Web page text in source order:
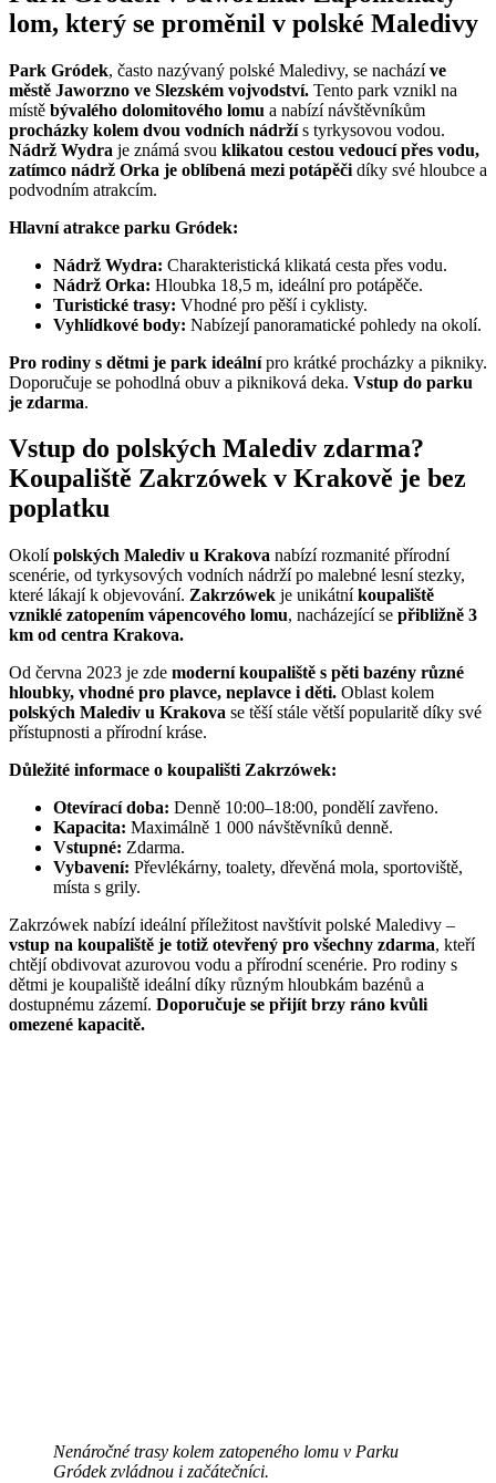
lom, který se proměnil v polské Maledivy
Park Gródek, často nazývaný polské Maledivy, se nacházíve
městě Jaworzno ve Slezském vojvodství. Tento park vznikl na
místě bývalého dolomitového lomu a nabízí návštěvníkům
procházky kolem dvou vodních nádržís tyrkysovou vodou.
Nádrž Wydra je známá svou klikatou cestou vedoucí přes vodu,
zatímco nádrž Orka je oblíbená mezi potápěči díky své hloubce a
podvodním atrakcím.
Hlavní atrakce parku Gródek:
Nádrž Wydra: Charakteristická klikatá cesta přes vodu.
Nádrž Orka: Hloubka 18,5 m, ideální pro potápěče.
Turistické trasy: Vhodné pro pěší i cyklisty.
Vyhlídkové body: Nabízejí panoramatické pohledy na okolí.
Pro rodiny s dětmi je park ideálnípro krátké procházky a pikniky.
Doporučuje se pohodlná obuv a pikniková deka. Vstup do parku
je zdarma.
Vstup do polských Malediv zdarma?
Koupaliště Zakrzówek v Krakově je bez
poplatku
Okolípolských Malediv u Krakova nabízí rozmanité přírodní
scenérie, od tyrkysových vodních nádrží po malebné lesní stezky,
které lákají k objevování. Zakrzówek je unikátníkoupaliště
vzniklé zatopením vápencového lomu, nacházející se přibližně 3
km od centra Krakova.
Od června 2023 je zde moderní koupaliště s pěti bazény různé
hloubky, vhodné pro plavce, neplavce i děti. Oblast kolem
polských Malediv u Krakova se těší stále větší popularitě díky své
přístupnosti a přírodní kráse.
Důležité informace o koupališti Zakrzówek:
Otevírací doba: Denně 10:00–18:00, pondělí zavřeno.
Kapacita: Maximálně 1 000 návštěvníků denně.
Vstupné: Zdarma.
Vybavení: Převlékárny, toalety, dřevěná mola, sportoviště,
místa s grily.
Zakrzówek nabízí ideální příležitost navštívit polské Maledivy –
vstup na koupaliště je totiž otevřený pro všechny zdarma, kteří
chtějí obdivovat azurovou vodu a přírodní scenérie. Pro rodiny s
dětmi je koupaliště ideální díky různým hloubkám bazénů a
dostupnému zázemí. Doporučuje se přijít brzy ráno kvůli
omezené kapacitě.
Nenáročné trasy kolem zatopeného lomu v Parku
Gródek zvládnou i začátečníci.